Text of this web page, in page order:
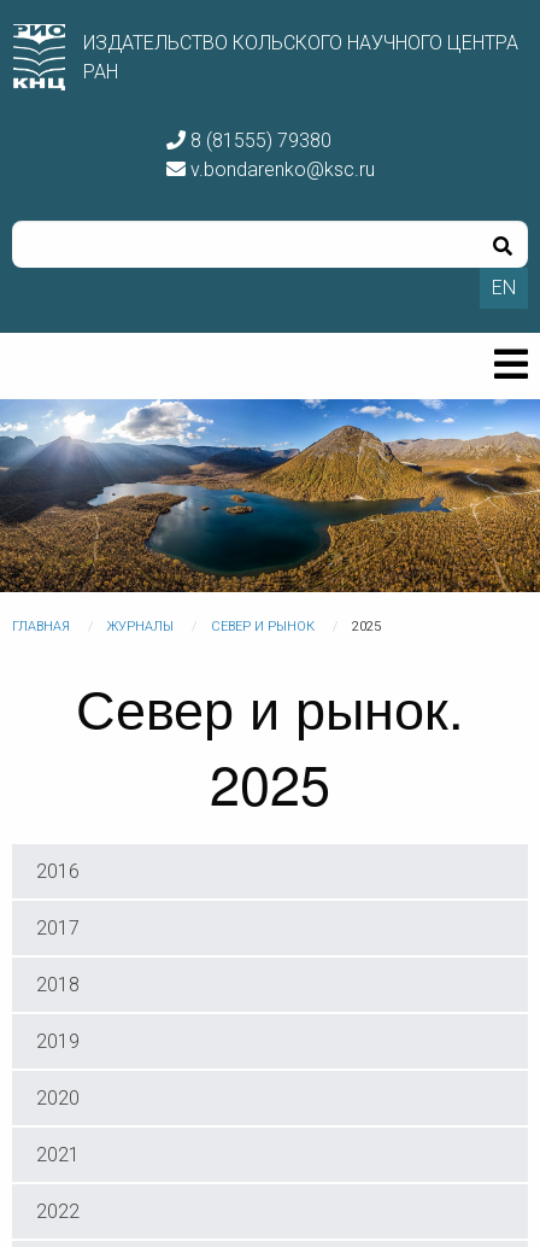
ИЗДАТЕЛЬСТВО КОЛЬСКОГО НАУЧНОГО ЦЕНТРА
РАН
8 (81555) 79380
v.bondarenko@ksc.ru
EN
ГЛАВНАЯ ЖУРНАЛЫ СЕВЕР И РЫНОК 2025
Север и рынок.
2025
2016
2017
2018
2019
2020
2021
2022